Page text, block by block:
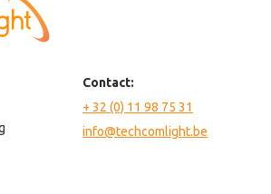
Contact:
+ 32 (0) 11 98 75 31
info@techcomlight.be